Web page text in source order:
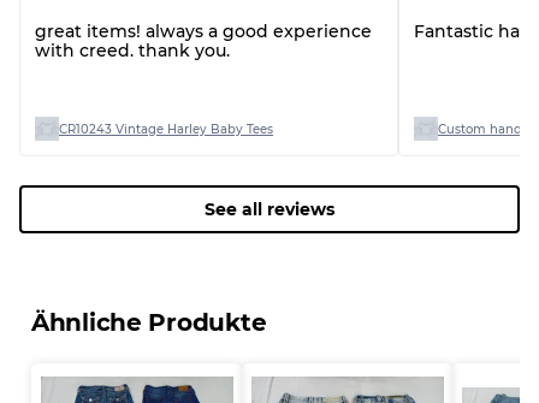
great items! always a good experience
with creed. thank you.
CR10243 Vintage Harley Baby Tees
Fantastic
Custom
See all reviews
Ähnliche Produkte